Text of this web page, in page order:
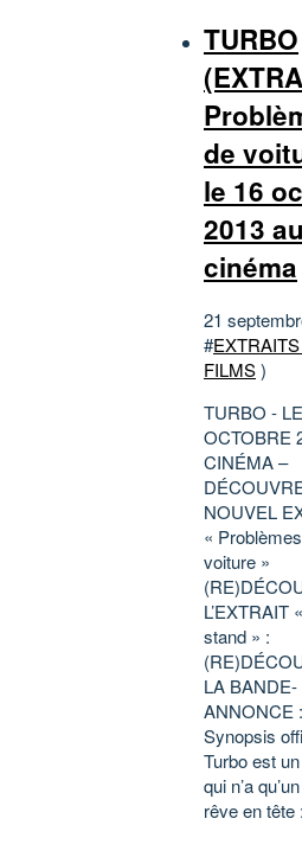
TURBO
de
le 16
2013 au
cinéma
21
#
FILMS)
TURBO -
OCTOBRE
CINÉMA –
NOUVEL
«
voiture »
L’EXTRAIT
stand » :
LA BANDE-
ANNONCE :
Synopsis
Turbo est
qui n’a
rêve en tête